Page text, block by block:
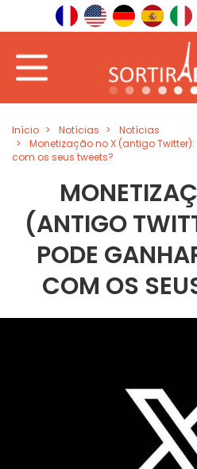
Início Notícias
Notícias
Monetização no X (antigo
com os seus tweets?
(ANTIGO
PODE
COM OS